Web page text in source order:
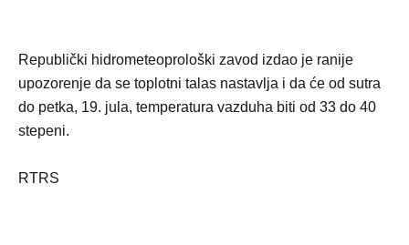
Republički hidrometeoprološki zavod izdao je ranije
upozorenje da se toplotni talas nastavlja i da će od sutra
do petka, 19. jula, temperatura vazduha biti od 33 do 40
stepeni.
RTRS